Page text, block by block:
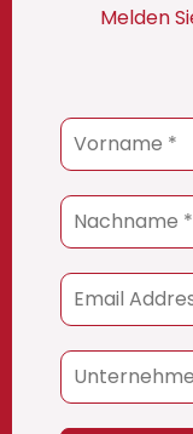
Melden